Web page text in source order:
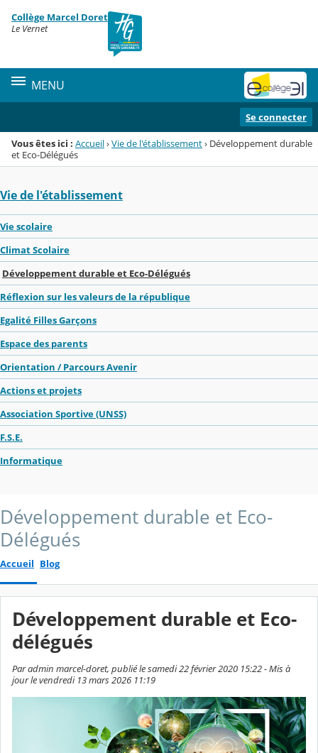
Menu de la rubrique
Contenu
Collège Marcel Doret
Le Vernet
MENU
Se connecter
Vous êtes ici : Accueil›Vie de l'établissement› Développement durable
et Eco-Délégués
Vie de l'établissement
Vie scolaire
Climat Scolaire
Développement durable et Eco-Délégués
Réflexion sur les valeurs de la république
Egalité Filles Garçons
Espace des parents
Orientation / Parcours Avenir
Actions et projets
Association Sportive (UNSS)
F.S.E.
Informatique
Développement durable et Eco-
Délégués
Accueil Blog
Développement durable et Eco-
délégués
Par admin marcel-doret, publié le samedi 22 février 2020 15:22 - Mis à
jour le vendredi 13 mars 2026 11:19